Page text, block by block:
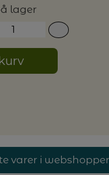
19 - 23)
SPAR 30% PÅ ALLE
PERMIN
SOMMERGARN
RAUMA
HAUMANN
SAKSE
OG SYNÅLE
lager
varer i